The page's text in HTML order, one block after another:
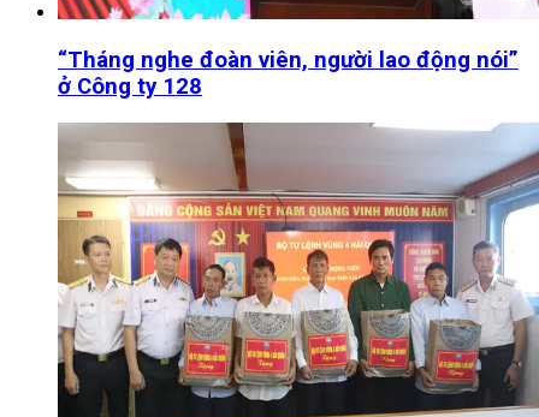
“Tháng nghe đoàn viên, người lao động nói”
ở Công ty 128